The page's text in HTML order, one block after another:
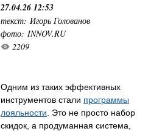
27.04.26 12:53
текст: Игорь Голованов
фото: INNOV.RU
2209
Одним из таких эффективных
инструментов стали программы
лояльности . Это не просто набор
скидок, а продуманная система,